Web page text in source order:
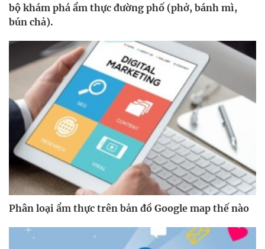
bộ khám phá ẩm thực đường phố (phở, bánh mì,
bún chả).
Phân loại ẩm thực trên bản đồ Google map thế nào